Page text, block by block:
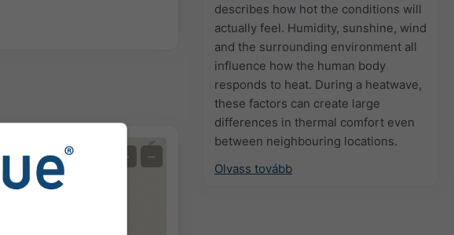
describes how hot the conditions will
actually feel. Humidity, sunshine, wind
and the surrounding environment all
influence how the human body
responds to heat. During a heatwave,
these factors can create large
differences in thermal comfort even
between neighbouring locations.
Olvass tovább
© + −